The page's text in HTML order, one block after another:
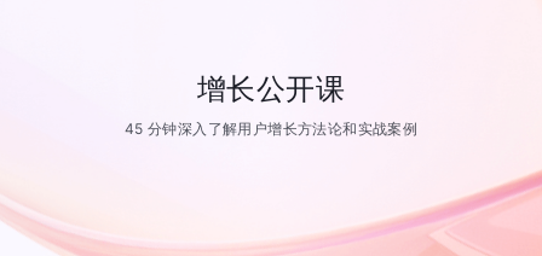
增长公开课
45 分钟深入了解用户增长方法论和实战案例